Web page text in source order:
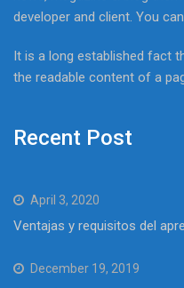
developer and client. You
It is a long established fact
the readable content of a
Recent Post
April 3, 2020
Ventajas y requisitos del
December 19, 2019